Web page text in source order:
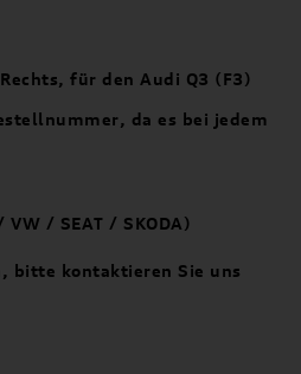
für den Audi Q3 (F3)
da es bei jedem
/ SEAT / SKODA)
bitte kontaktieren Sie uns